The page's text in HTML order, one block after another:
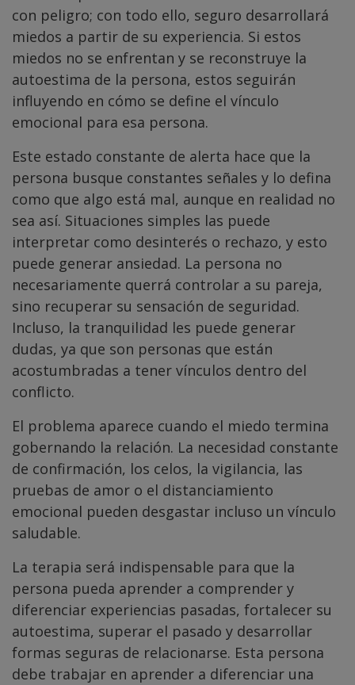
con peligro; con todo ello, seguro desarrollará
miedos a partir de su experiencia. Si estos
miedos no se enfrentan y se reconstruye la
autoestima de la persona, estos seguirán
influyendo en cómo se define el vínculo
emocional para esa persona.
Este estado constante de alerta hace que la
persona busque constantes señales y lo defina
como que algo está mal, aunque en realidad no
sea así. Situaciones simples las puede
interpretar como desinterés o rechazo, y esto
puede generar ansiedad. La persona no
necesariamente querrá controlar a su pareja,
sino recuperar su sensación de seguridad.
Incluso, la tranquilidad les puede generar
dudas, ya que son personas que están
acostumbradas a tener vínculos dentro del
conflicto.
El problema aparece cuando el miedo termina
gobernando la relación. La necesidad constante
de confirmación, los celos, la vigilancia, las
pruebas de amor o el distanciamiento
emocional pueden desgastar incluso un vínculo
saludable.
La terapia será indispensable para que la
persona pueda aprender a comprender y
diferenciar experiencias pasadas, fortalecer su
autoestima, superar el pasado y desarrollar
formas seguras de relacionarse. Esta persona
debe trabajar en aprender a diferenciar una